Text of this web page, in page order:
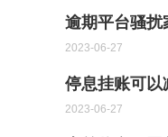
逾期平台骚扰
2023-06-27
停息挂账可以
2023-06-27